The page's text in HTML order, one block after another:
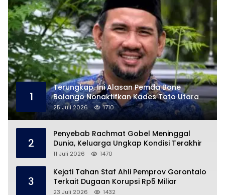
1
Terungkap, Ini Alasan Pemda Bone
Bolango Nonaktifkan Kades Toto Utara
25 Juli 2026 1710
2
Penyebab Rachmat Gobel Meninggal
Dunia, Keluarga Ungkap Kondisi Terakhir
11 Juli 2026 1470
3
Kejati Tahan Staf Ahli Pemprov Gorontalo
Terkait Dugaan Korupsi Rp5 Miliar
23 Juli 2026 1432